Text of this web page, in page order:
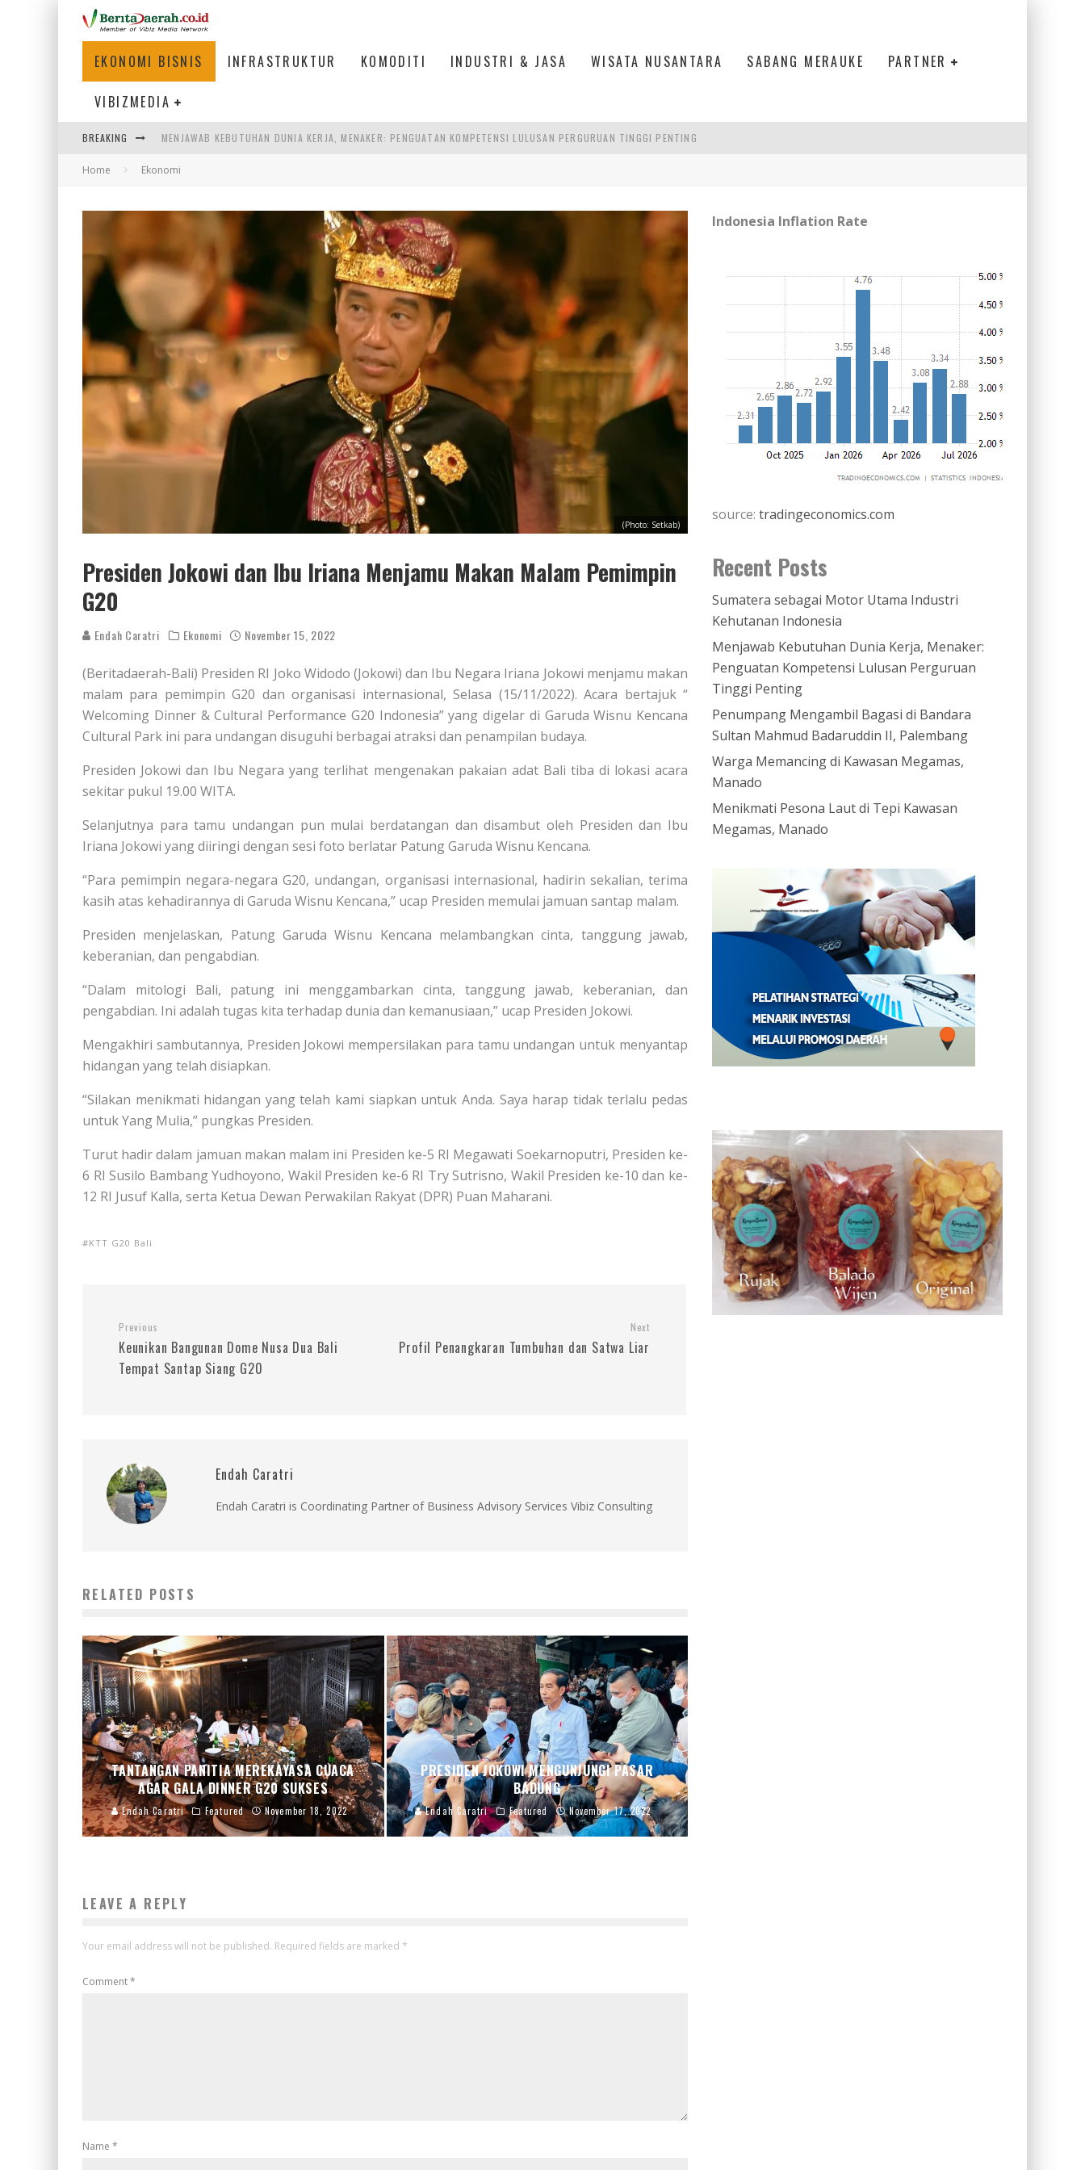
EKONOMI BISNIS INFRASTRUKTUR KOMODITI INDUSTRI & JASA WISATA NUSANTARA SABANG MERAUKE PARTNER
VIBIZMEDIA
BREAKING
MENJAWAB KEBUTUHAN DUNIA KERJA, MENAKER: PENGUATAN KOMPETENSI LULUSAN PERGURUAN TINGGI PENTING
PENUMPANG MENGAMBIL BAGASI DI BANDARA SULTAN MAHMUD BADARUDDIN II, PALEMBANG
WARGA MEMANCING DI KAWASAN MEGAMAS, MANADO
SUMATERA SEBAGAI MOTOR UTAMA INDUSTRI KEHUTANAN INDONESIA
Home Ekonomi
(Photo: Setkab)
Presiden Jokowi dan Ibu Iriana Menjamu Makan Malam Pemimpin
G20
Endah Caratri Ekonomi November 15, 2022
(Beritadaerah-Bali) Presiden RI Joko Widodo (Jokowi) dan Ibu Negara Iriana Jokowi menjamu makan
malam para pemimpin G20 dan organisasi internasional, Selasa (15/11/2022). Acara bertajuk “
Welcoming Dinner & Cultural Performance G20 Indonesia” yang digelar di Garuda Wisnu Kencana
Cultural Park ini para undangan disuguhi berbagai atraksi dan penampilan budaya.
Presiden Jokowi dan Ibu Negara yang terlihat mengenakan pakaian adat Bali tiba di lokasi acara
sekitar pukul 19.00 WITA.
Selanjutnya para tamu undangan pun mulai berdatangan dan disambut oleh Presiden dan Ibu
Iriana Jokowi yang diiringi dengan sesi foto berlatar Patung Garuda Wisnu Kencana.
“Para pemimpin negara-negara G20, undangan, organisasi internasional, hadirin sekalian, terima
kasih atas kehadirannya di Garuda Wisnu Kencana,” ucap Presiden memulai jamuan santap malam.
Presiden menjelaskan, Patung Garuda Wisnu Kencana melambangkan cinta, tanggung jawab,
keberanian, dan pengabdian.
“Dalam mitologi Bali, patung ini menggambarkan cinta, tanggung jawab, keberanian, dan
pengabdian. Ini adalah tugas kita terhadap dunia dan kemanusiaan,” ucap Presiden Jokowi.
Mengakhiri sambutannya, Presiden Jokowi mempersilakan para tamu undangan untuk menyantap
hidangan yang telah disiapkan.
“Silakan menikmati hidangan yang telah kami siapkan untuk Anda. Saya harap tidak terlalu pedas
untuk Yang Mulia,” pungkas Presiden.
Turut hadir dalam jamuan makan malam ini Presiden ke-5 RI Megawati Soekarnoputri, Presiden ke-
6 RI Susilo Bambang Yudhoyono, Wakil Presiden ke-6 RI Try Sutrisno, Wakil Presiden ke-10 dan ke-
12 RI Jusuf Kalla, serta Ketua Dewan Perwakilan Rakyat (DPR) Puan Maharani.
KTT G20 Bali
Previous
Keunikan Bangunan Dome Nusa Dua Bali
Tempat Santap Siang G20
Next
Profil Penangkaran Tumbuhan dan Satwa Liar
Endah Caratri
Endah Caratri is Coordinating Partner of Business Advisory Services Vibiz Consulting
RELATED POSTS
TANTANGAN PANITIA MEREKAYASA CUACA
AGAR GALA DINNER G20 SUKSES
Endah Caratri Featured November 18, 2022
PRESIDEN JOKOWI MENGUNJUNGI PASAR
BADUNG
Endah Caratri Featured November 17, 2022
LEAVE A REPLY
Your email address will not be published. Required fields are marked *
Comment*
Name *
Indonesia Inflation Rate
source: tradingeconomics.com
Recent Posts
Sumatera sebagai Motor Utama Industri
Kehutanan Indonesia
Menjawab Kebutuhan Dunia Kerja, Menaker:
Penguatan Kompetensi Lulusan Perguruan
Tinggi Penting
Penumpang Mengambil Bagasi di Bandara
Sultan Mahmud Badaruddin II, Palembang
Warga Memancing di Kawasan Megamas,
Manado
Menikmati Pesona Laut di Tepi Kawasan
Megamas, Manado